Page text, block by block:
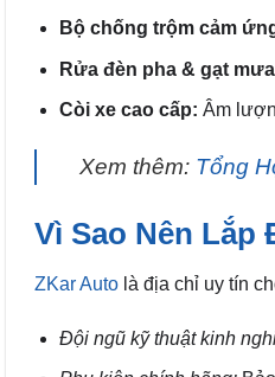
Bộ chống trộm cảm
Rửa đèn pha & gạt
Còi xe cao cấp: Âm
Xem thêm: Tổng
Vì Sao Nên Lắp
ZKar Auto là địa chỉ uy tín
Đội ngũ kỹ thuật kinh